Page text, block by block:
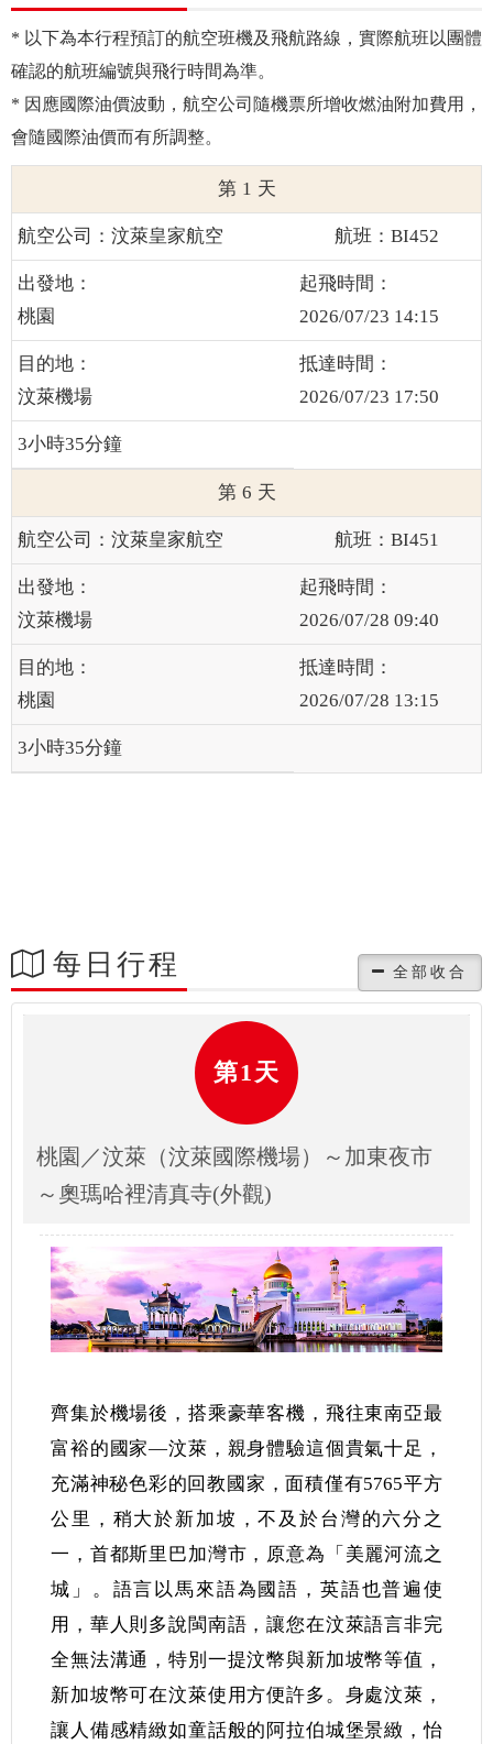
* 以下為本行程預訂的航空班機及飛航路線，實際航班以團體
確認的航班編號與飛行時間為準。
* 因應國際油價波動，航空公司隨機票所增收燃油附加費用，
會隨國際油價而有所調整。
1
汶萊皇家航空 BI452
桃園 2026/07/23 14:15
汶萊機場 2026/07/23 17:50
3小時35分鐘
6
汶萊皇家航空 BI451
汶萊機場 2026/07/28 09:40
桃園 2026/07/28 13:15
3小時35分鐘
每日行程
第1天
桃園／汶萊（汶萊國際機場）～加東夜市
～奧瑪哈裡清真寺(外觀)
齊集於機場後，搭乘豪華客機，飛往東南亞最
富裕的國家—汶萊，親身體驗這個貴氣十足，
充滿神秘色彩的回教國家，面積僅有5765平方
公里，稍大於新加坡，不及於台灣的六分之
一，首都斯里巴加灣市，原意為「美麗河流之
城」。語言以馬來語為國語，英語也普遍使
用，華人則多說閩南語，讓您在汶萊語言非完
全無法溝通，特別一提汶幣與新加坡幣等值，
新加坡幣可在汶萊使用方便許多。身處汶萊，
讓人備感精緻如童話般的阿拉伯城堡景緻，怡